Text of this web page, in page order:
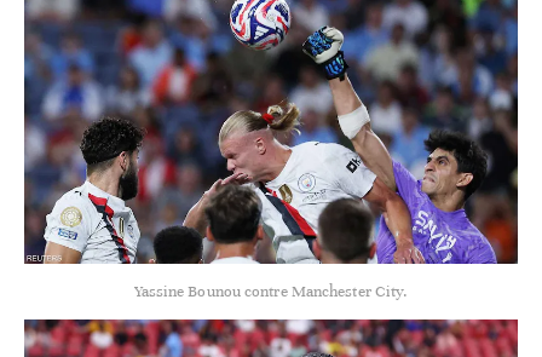
Yassine Bounou contre Manchester City.